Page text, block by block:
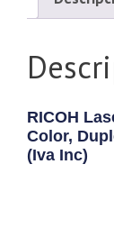
RICOH
Color,
(iva Inc)